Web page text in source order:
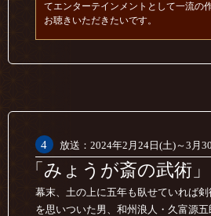
てエンターテインメントとして一流の
お聴きいただきたいです。
4 放送：2024年2月24日(土)～3月
「みょうが斎の武術」
幕末、土の上に五年も臥せていれば
を思いついた男、和州浪人・久富源